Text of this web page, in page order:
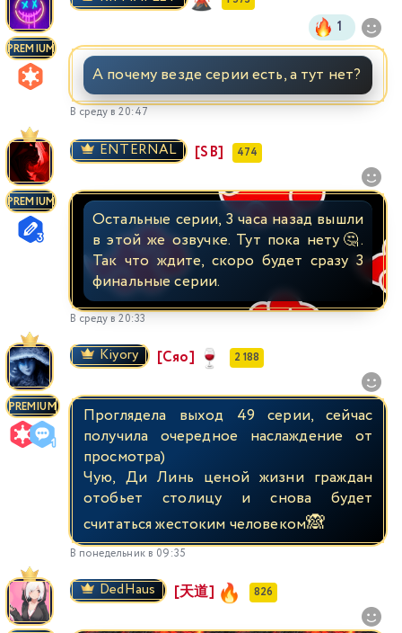
PREMIUM
1
А почему везде серии есть, а тут нет?
В среду в 20:47
PREMIUM
ENTERNAL [SB] 474
Остальные серии, 3 часа назад вышли
в этой же озвучке. Тут пока нету🤔.
Так что ждите, скоро будет сразу 3
финальные серии.
В среду в 20:33
PREMIUM
Kiyory [Сяо] 2 188
Проглядела выход 49 серии, сейчас
получила очередное наслаждение от
просмотра)
Чую, Ди Линь ценой жизни граждан
отобьет столицу и снова будет
считаться жестоким человеком🙈
В понедельник в 09:35
DedHaus [天道] 826